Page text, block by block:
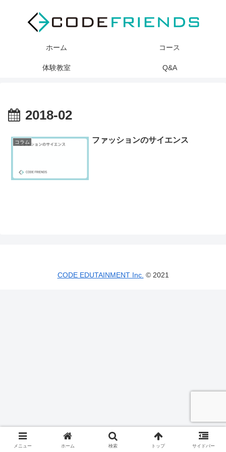
ホーム コース
体験教室 Q&A
2018-02
コラム ファッションのサイエンス
CODE EDUTAINMENT Inc. © 2021
メニュー ホーム 検索 トップ サイドバー